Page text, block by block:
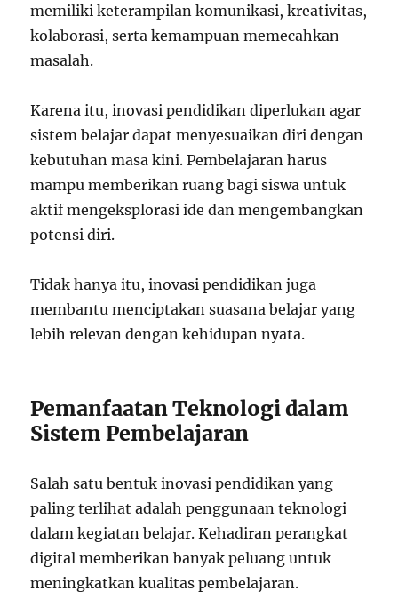
memiliki keterampilan komunikasi, kreativitas,
kolaborasi, serta kemampuan memecahkan
masalah.
Karena itu, inovasi pendidikan diperlukan agar
sistem belajar dapat menyesuaikan diri dengan
kebutuhan masa kini. Pembelajaran harus
mampu memberikan ruang bagi siswa untuk
aktif mengeksplorasi ide dan mengembangkan
potensi diri.
Tidak hanya itu, inovasi pendidikan juga
membantu menciptakan suasana belajar yang
lebih relevan dengan kehidupan nyata.
Pemanfaatan Teknologi dalam
Sistem Pembelajaran
Salah satu bentuk inovasi pendidikan yang
paling terlihat adalah penggunaan teknologi
dalam kegiatan belajar. Kehadiran perangkat
digital memberikan banyak peluang untuk
meningkatkan kualitas pembelajaran.